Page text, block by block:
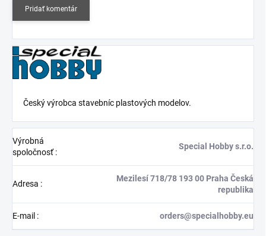
Pridať komentár
Český výrobca stavebníc plastových modelov.
Výrobná
spoločnosť:
Special Hobby s.r.o.
Adresa :
Mezilesí 718/78 193 00 Praha Česká
republika
E-mail : orders@specialhobby.eu